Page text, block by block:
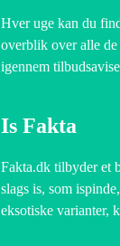
Hver uge kan du
overblik over alle
igennem
Is Fakta
Fakta.dk tilbyder et
slags is, som
eksotiske varianter,